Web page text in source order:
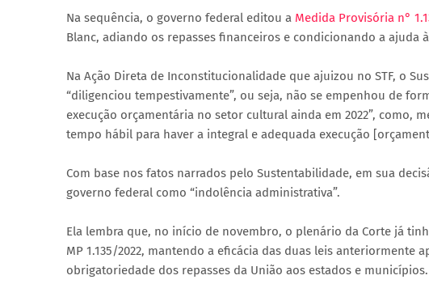
Na sequência, o governo federal editou a Medida Provisória n°
Blanc, adiando os repasses financeiros e condicionando a ajuda
Na Ação Direta de Inconstitucionalidade que ajuizou no STF, o
“diligenciou tempestivamente”, ou seja, não se empenhou de
execução orçamentária no setor cultural ainda em 2022”, como,
tempo hábil para haver a integral e adequada execução
Com base nos fatos narrados pelo Sustentabilidade, em sua
governo federal como “indolência administrativa”.
Ela lembra que, no início de novembro, o plenário da Corte já
MP 1.135/2022, mantendo a eficácia das duas leis anteriormente
obrigatoriedade dos repasses da União aos estados e municípios.